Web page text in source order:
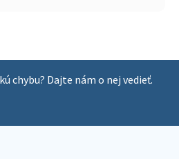
chybu? Dajte nám o nej vedieť.